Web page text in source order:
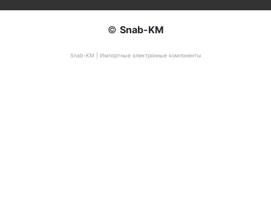
© Snab-KM
Snab-KM | Импортные электронные компоненты